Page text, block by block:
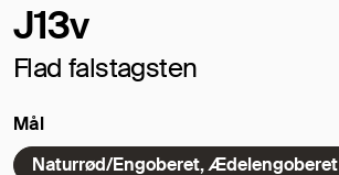
J13v
Flad falstagsten
Mål
Naturrød/Engoberet, Ædelengoberet